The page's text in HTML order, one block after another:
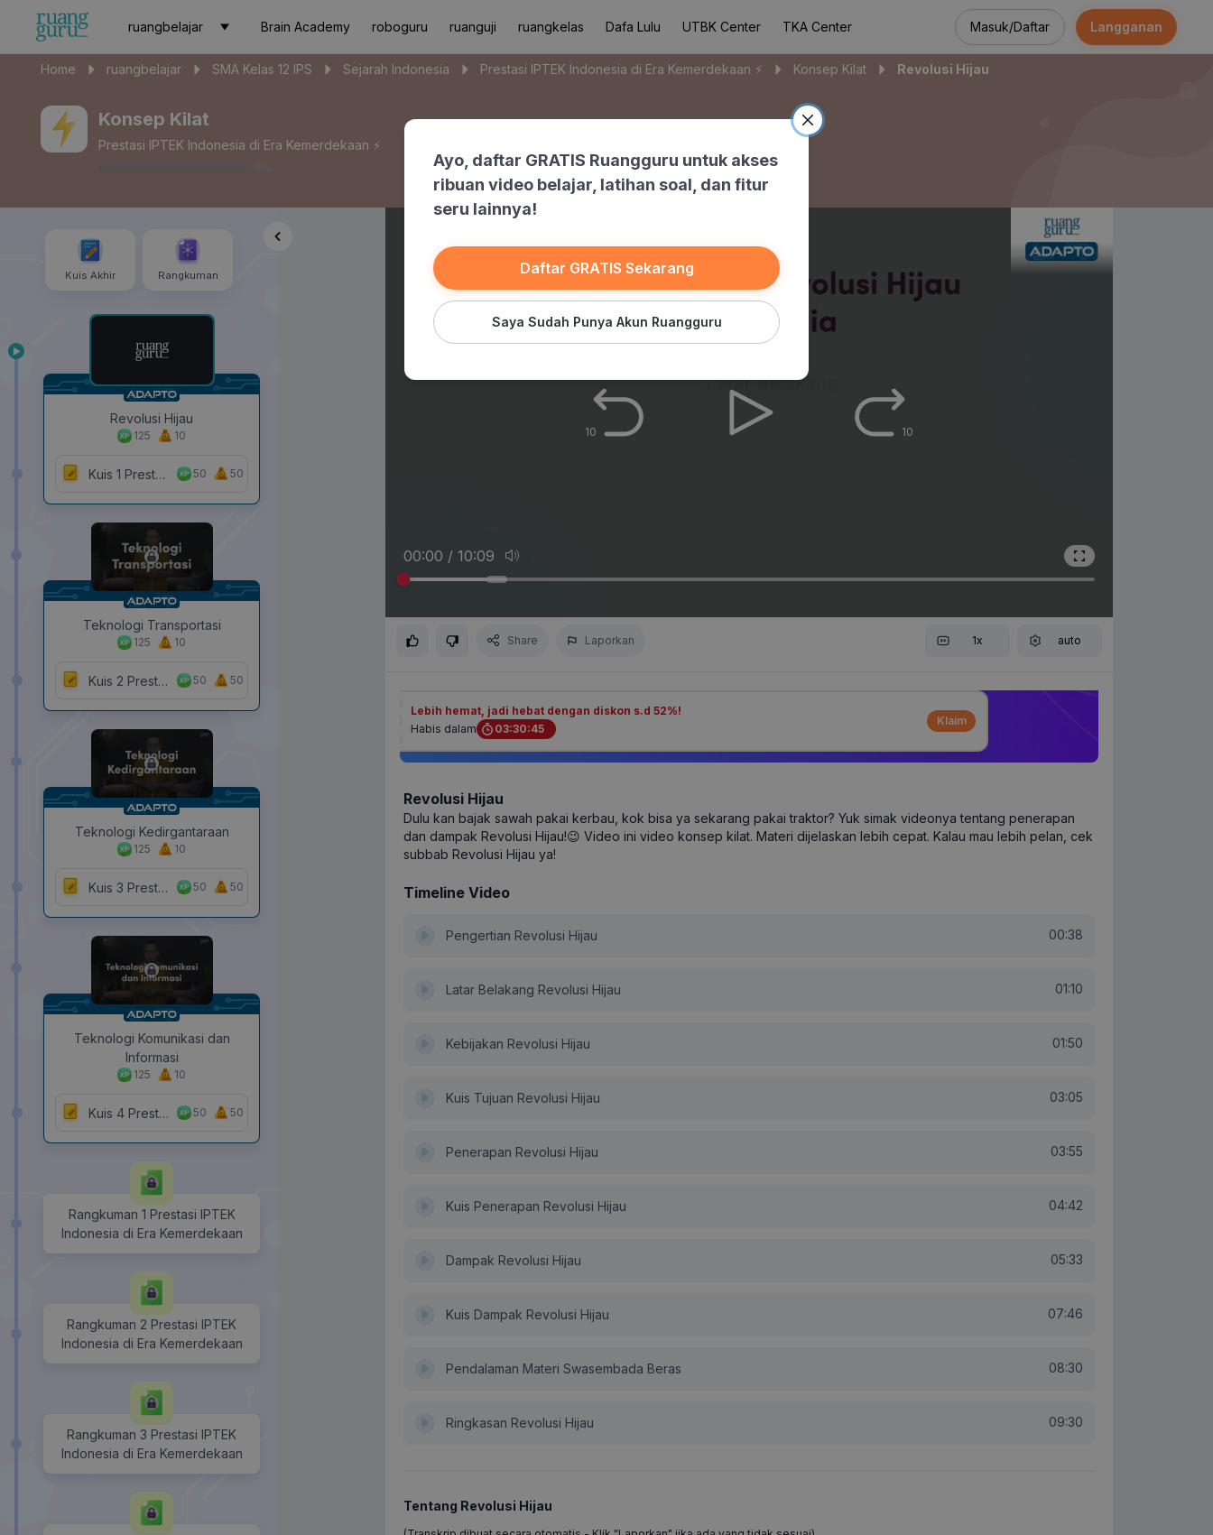
ruangbelajar Brain Academy roboguru ruanguji ruangkelas Dafa Lulu UTBK Center TKA Center Masuk/Daftar Langganan
Home ruangbelajar SMA Kelas 12 IPS Sejarah Indonesia Prestasi IPTEK Indonesia di Era Kemerdekaan ⚡️ Konsep Kilat Revolusi Hijau
Konsep Kilat
Prestasi IPTEK Indonesia di Era Kemerdekaan ⚡️
0 %
Kuis Akhir Rangkuman
Revolusi Hijau
125 10
Kuis 1 Prestasi IPTEK Indonesia di Era Kemerdekaan 50 50
Teknologi Transportasi
125 10
Kuis 2 Prestasi IPTEK Indonesia di Era Kemerdekaan 50 50
Teknologi Kedirgantaraan
125 10
Kuis 3 Prestasi IPTEK Indonesia di Era Kemerdekaan 50 50
Teknologi Komunikasi dan
Informasi
125 10
Kuis 4 Prestasi IPTEK Indonesia di Era Kemerdekaan 50 50
Rangkuman 1 Prestasi IPTEK
Indonesia di Era Kemerdekaan
Rangkuman 2 Prestasi IPTEK
Indonesia di Era Kemerdekaan
Rangkuman 3 Prestasi IPTEK
Indonesia di Era Kemerdekaan
10 10
00:00 / 10:09
Share Laporkan 1x auto
Lebih hemat, jadi hebat dengan diskon s.d 52%!
Habis dalam
03:30:45
Klaim
Revolusi Hijau
Dulu kan bajak sawah pakai kerbau, kok bisa ya sekarang pakai traktor? Yuk simak videonya tentang penerapan
dan dampak Revolusi Hijau!😉 Video ini video konsep kilat. Materi dijelaskan lebih cepat. Kalau mau lebih pelan, cek
subbab Revolusi Hijau ya!
Timeline Video
Pengertian Revolusi Hijau 00:38
Latar Belakang Revolusi Hijau 01:10
Kebijakan Revolusi Hijau 01:50
Kuis Tujuan Revolusi Hijau 03:05
Penerapan Revolusi Hijau 03:55
Kuis Penerapan Revolusi Hijau 04:42
Dampak Revolusi Hijau 05:33
Kuis Dampak Revolusi Hijau 07:46
Pendalaman Materi Swasembada Beras 08:30
Ringkasan Revolusi Hijau 09:30
Tentang Revolusi Hijau
Ayo, daftar GRATIS Ruangguru untuk akses
ribuan video belajar, latihan soal, dan fitur
seru lainnya!
Daftar GRATIS Sekarang
Saya Sudah Punya Akun Ruangguru